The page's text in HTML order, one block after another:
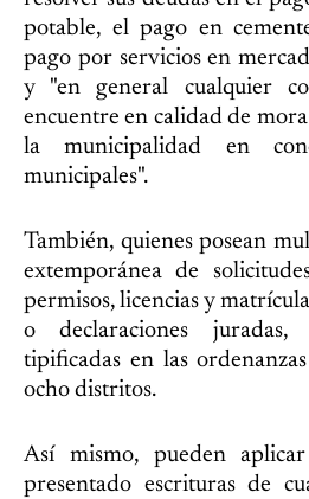
potable, el pago en
pago por servicios en
y "en general cualquier
encuentre en calidad de
la municipalidad en
municipales".
También, quienes posean
extemporánea de
permisos, licencias y
o declaraciones juradas,
tipificadas en las
ocho distritos.
Así mismo, pueden
presentado escrituras de